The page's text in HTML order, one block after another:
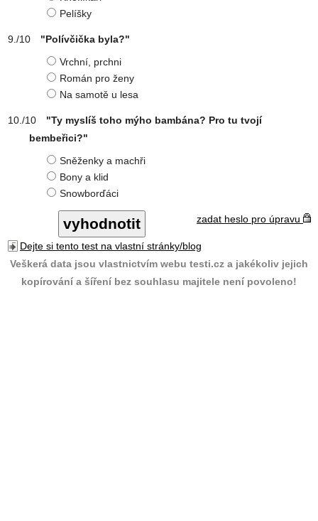
Pelíšky
"Polívčička byla?"
Vrchní, prchni
Román pro ženy
Na samotě u lesa
"Ty myslíš toho mýho bambána? Pro tu tvojí
bembeřici?"
Sněženky a machři
Bony a klid
Snowborďáci
zadat heslo pro úpravu
Dejte si tento test na vlastní stránky/blog
Veškerá data jsou vlastnictvím webu testi.cz a jakékoliv jejich
kopírování a šíření bez souhlasu majitele není povoleno!